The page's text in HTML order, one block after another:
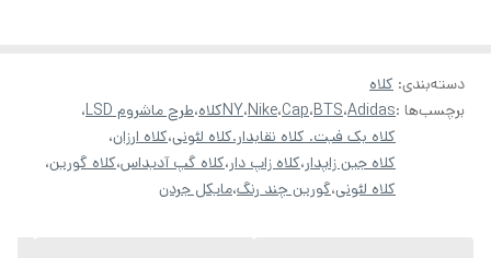
دسته‌بندی: کلاه
برچسب‌ها :Adidas،BTS،Cap،Nike،NYکلاه ،طرح ماشروم LSD
،
کلاه بک فیت. کلاه نقابدار.کلاه لئونی،کلاه ارزان،
کلاه جین زاپدار،کلاه زاپ دار،کلاه گپ آدیداس،کلاه گورین،
کلاه لئونی،گورین چند رنگ،مایکل جردن